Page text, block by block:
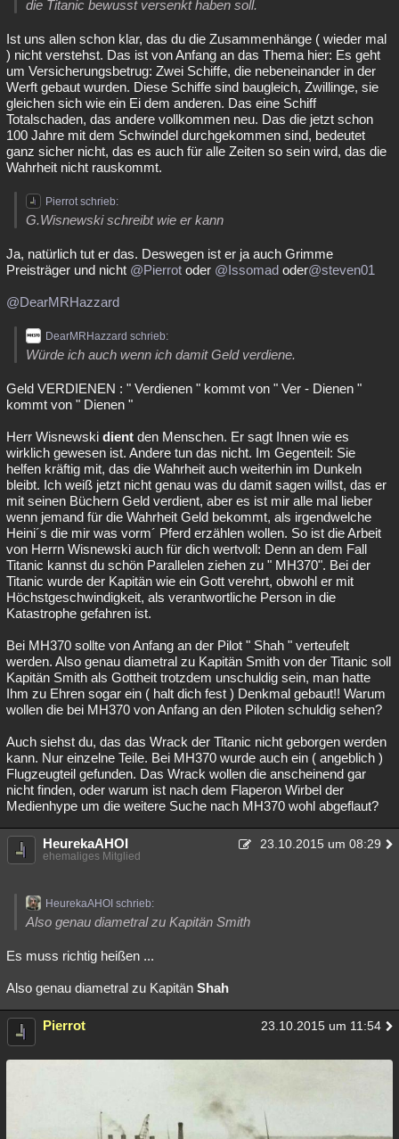
die Titanic bewusst versenkt haben soll.
Ist uns allen schon klar, das du die Zusammenhänge ( wieder mal
) nicht verstehst. Das ist von Anfang an das Thema hier: Es geht
um Versicherungsbetrug: Zwei Schiffe, die nebeneinander in der
Werft gebaut wurden. Diese Schiffe sind baugleich, Zwillinge, sie
gleichen sich wie ein Ei dem anderen. Das eine Schiff
Totalschaden, das andere vollkommen neu. Das die jetzt schon
100 Jahre mit dem Schwindel durchgekommen sind, bedeutet
ganz sicher nicht, das es auch für alle Zeiten so sein wird, das die
Wahrheit nicht rauskommt.
Pierrot schrieb:
G.Wisnewski schreibt wie er kann
Ja, natürlich tut er das. Deswegen ist er ja auch Grimme
Preisträger und nicht @Pierrot oder @Issomad oder@steven01
@DearMRHazzard
DearMRHazzard schrieb:
Würde ich auch wenn ich damit Geld verdiene.
Geld VERDIENEN : " Verdienen " kommt von " Ver - Dienen "
kommt von " Dienen "
Herr Wisnewski dient den Menschen. Er sagt Ihnen wie es
wirklich gewesen ist. Andere tun das nicht. Im Gegenteil: Sie
helfen kräftig mit, das die Wahrheit auch weiterhin im Dunkeln
bleibt. Ich weiß jetzt nicht genau was du damit sagen willst, das er
mit seinen Büchern Geld verdient, aber es ist mir alle mal lieber
wenn jemand für die Wahrheit Geld bekommt, als irgendwelche
Heini´s die mir was vorm´ Pferd erzählen wollen. So ist die Arbeit
von Herrn Wisnewski auch für dich wertvoll: Denn an dem Fall
Titanic kannst du schön Parallelen ziehen zu " MH370". Bei der
Titanic wurde der Kapitän wie ein Gott verehrt, obwohl er mit
Höchstgeschwindigkeit, als verantwortliche Person in die
Katastrophe gefahren ist.
Bei MH370 sollte von Anfang an der Pilot " Shah " verteufelt
werden. Also genau diametral zu Kapitän Smith von der Titanic soll
Kapitän Smith als Gottheit trotzdem unschuldig sein, man hatte
Ihm zu Ehren sogar ein ( halt dich fest ) Denkmal gebaut!! Warum
wollen die bei MH370 von Anfang an den Piloten schuldig sehen?
Auch siehst du, das das Wrack der Titanic nicht geborgen werden
kann. Nur einzelne Teile. Bei MH370 wurde auch ein ( angeblich )
Flugzeugteil gefunden. Das Wrack wollen die anscheinend gar
nicht finden, oder warum ist nach dem Flaperon Wirbel der
Medienhype um die weitere Suche nach MH370 wohl abgeflaut?
HeurekaAHOI 23.10.2015 um 08:29
ehemaliges Mitglied
HeurekaAHOI schrieb:
Also genau diametral zu Kapitän Smith
Es muss richtig heißen ...
Also genau diametral zu Kapitän Shah
Pierrot 23.10.2015 um 11:54